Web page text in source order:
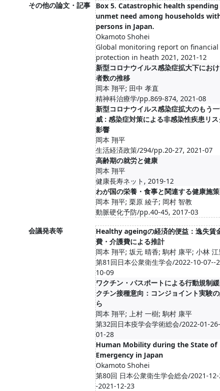
その他の論文・記事
Box 5. Catastrophic health
unmet need among households
persons in Japan.
Okamoto Shohei
Global monitoring report on financial
protection in heath 2021, 2021-12
新型コロナウイルス感染症拡⼤下にお
者数の推移
岡本 翔平; 田中 孝直
精神科治療学/pp.869-874, 2021-08
新型コロナウイルス感染症拡大のもう
威 : 感染症対策による非感染性疾患リ
影響
岡本 翔平
生活経済政策/294/pp.20-27, 2021-07
高齢期の就労と健康
岡本 翔平
健康長寿ネット, 2019-12
わが国の栄養・食事と関連する健康施
岡本 翔平; 栗原 綾子; 岡村 智教
動脈硬化予防/pp.40-45, 2017-03
会議発表等
Healthy ageingの経済的便益：逸失賃
費・介護費による推計
岡本 翔平; 坂元 晴香; 駒村 康平; 小林
第81回日本公衆衛生学会/2022-10-07--
10-09
ワクチン・パスポートによる行動規制
クチン接種意向：コンジョイント実験
ら
岡本 翔平; 上村 一樹; 駒村 康平
第32回日本疫学会学術総会/2022-01-
01-28
Human Mobility during the State of
Emergency in Japan
Okamoto Shohei
第80回 日本公衆衛生学会総会/2021-
-2021-12-23